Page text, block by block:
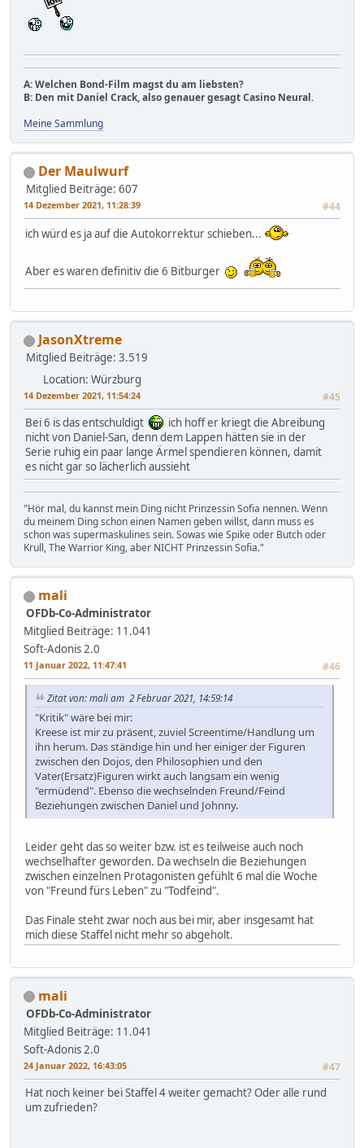
A: Welchen Bond-Film magst du am liebsten?
B: Den mit Daniel Crack, also genauer gesagt Casino Neural.
Meine Sammlung
Der Maulwurf
Mitglied Beiträge: 607
14 Dezember 2021, 11:28:39 #44
ich würd es ja auf die Autokorrektur schieben...
Aber es waren definitiv die 6 Bitburger
JasonXtreme
Mitglied Beiträge: 3.519
Location: Würzburg
14 Dezember 2021, 11:54:24 #45
Bei 6 is das entschuldigt
ich hoff er kriegt die Abreibung
nicht von Daniel-San, denn dem Lappen hätten sie in der
Serie ruhig ein paar lange Ärmel spendieren können, damit
es nicht gar so lächerlich aussieht
"Hör mal, du kannst mein Ding nicht Prinzessin Sofia nennen. Wenn
du meinem Ding schon einen Namen geben willst, dann muss es
schon was supermaskulines sein. Sowas wie Spike oder Butch oder
Krull, The Warrior King, aber NICHT Prinzessin Sofia."
mali
OFDb-Co-Administrator
Mitglied Beiträge: 11.041
Soft-Adonis 2.0
11 Januar 2022, 11:47:41 #46
Zitat von: mali am 2 Februar 2021, 14:59:14
"Kritik" wäre bei mir:
Kreese ist mir zu präsent, zuviel Screentime/Handlung um
ihn herum. Das ständige hin und her einiger der Figuren
zwischen den Dojos, den Philosophien und den
Vater(Ersatz)Figuren wirkt auch langsam ein wenig
"ermüdend". Ebenso die wechselnden Freund/Feind
Beziehungen zwischen Daniel und Johnny.
Leider geht das so weiter bzw. ist es teilweise auch noch
wechselhafter geworden. Da wechseln die Beziehungen
zwischen einzelnen Protagonisten gefühlt 6 mal die Woche
von "Freund fürs Leben" zu "Todfeind".
Das Finale steht zwar noch aus bei mir, aber insgesamt hat
mich diese Staffel nicht mehr so abgeholt.
mali
OFDb-Co-Administrator
Mitglied Beiträge: 11.041
Soft-Adonis 2.0
24 Januar 2022, 16:43:05 #47
Hat noch keiner bei Staffel 4 weiter gemacht? Oder alle rund
um zufrieden?